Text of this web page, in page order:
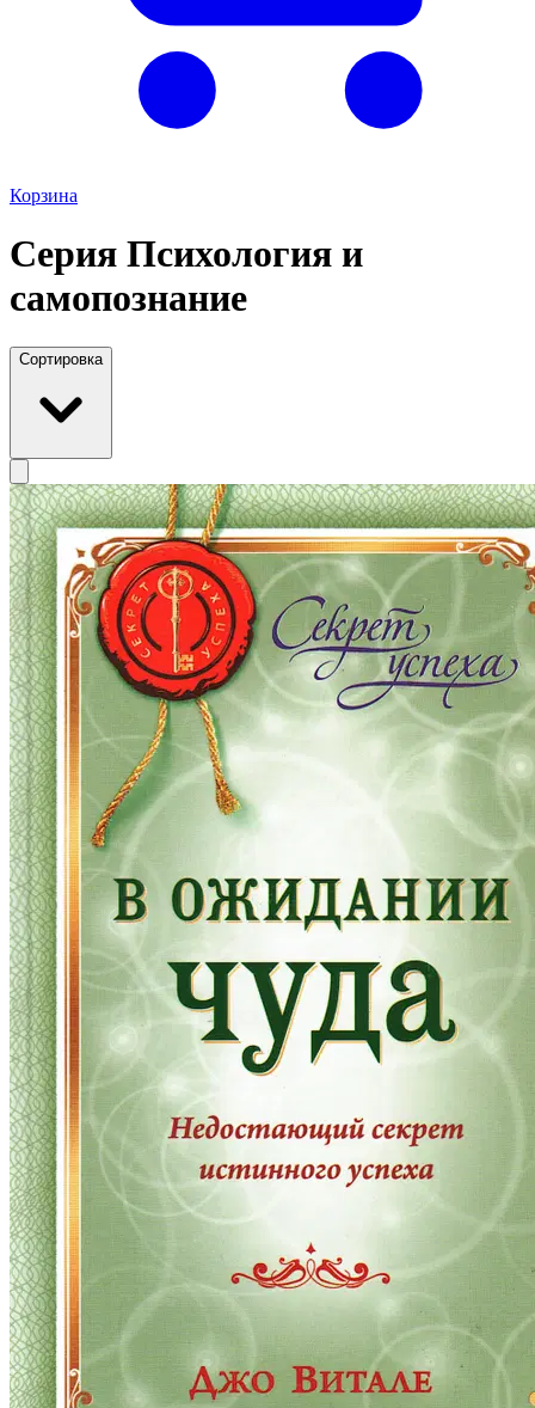
Корзина
Серия Психология и
самопознание
Сортировка